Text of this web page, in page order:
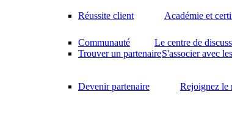
Réussite client Académie et
Communauté
Le centre de
Trouver un partenaireS'associer avec
Devenir partenaire Rejoignez le